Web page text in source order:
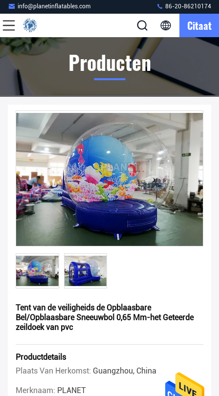
info@planetinflatables.com 86-20-86210174
Citaat
Producten
Tent van de veiligheids de Opblaasbare
Bel/Opblaasbare Sneeuwbol 0,65 Mm-het Geteerde
zeildoek van pvc
Productdetails
Plaats Van Herkomst: Guangzhou, China
Merknaam: PLANET